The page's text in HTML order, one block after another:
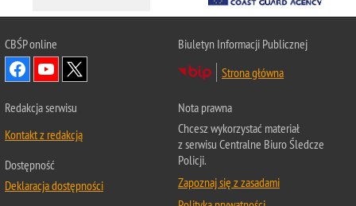
CBŚPonline
Biuletyn Informacji Publicznej
Strona główna
Redakcja serwisu
Kontakt z redakcją
Dostępność
Deklaracja dostępności
Nota prawna
Chcesz wykorzystać materiał
z serwisu Centralne Biuro Śledcze
Policji.
Zapoznaj się z zasadami